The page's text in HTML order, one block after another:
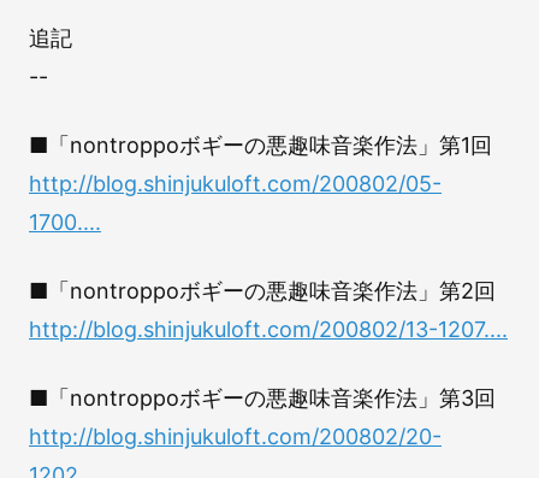
追記
--
■「nontroppoボギーの悪趣味音楽作法」第1回
http://blog.shinjukuloft.com/200802/05-
1700....
■「nontroppoボギーの悪趣味音楽作法」第2回
http://blog.shinjukuloft.com/200802/13-1207....
■「nontroppoボギーの悪趣味音楽作法」第3回
http://blog.shinjukuloft.com/200802/20-